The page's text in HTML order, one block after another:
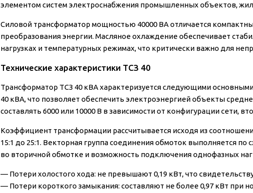
элементом систем электроснабжения промышленных объектов,
Силовой трансформатор мощностью 40000 ВА отличается
преобразования энергии. Масляное охлаждение обеспечивает
нагрузках и температурных режимах, что критически важно для
Технические характеристики ТСЗ 40
Трансформатор ТСЗ 40 кВА характеризуется следующими
40 кВА, что позволяет обеспечить электроэнергией объекты
составлять 6000 или 10000 В в зависимости от конфигурации сети,
Коэффициент трансформации рассчитывается исходя из
15:1 до 25:1. Векторная группа соединения обмоток выполняется по
во вторичной обмотке и возможность подключения однофазных
— Потери холостого хода: не превышают 0,19 кВт, что
— Потери короткого замыкания: составляют не более 0,97 кВт при